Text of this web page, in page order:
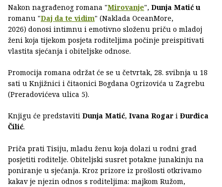
Nakon nagrađenog romana "Mirovanje", Dunja Matić u
romanu "Daj da te vidim" (Naklada OceanMore,
2026) donosi intimnu i emotivno složenu priču o mladoj
ženi koja tijekom posjeta roditeljima počinje preispitivati
vlastita sjećanja i obiteljske odnose.
Promocija romana održat će se u četvrtak, 28. svibnja u 18
sati u Knjižnici i čitaonici Bogdana Ogrizovića u Zagrebu
(Preradovićeva ulica 5).
Knjigu će predstaviti Dunja Matić, Ivana Rogar i Đurđica
Čilić.
Priča prati Tisiju, mladu ženu koja dolazi u rodni grad
posjetiti roditelje. Obiteljski susret potakne junakinju na
poniranje u sjećanja. Kroz prizore iz prošlosti otkrivamo
kakav je njezin odnos s roditeljima: majkom Ružom,